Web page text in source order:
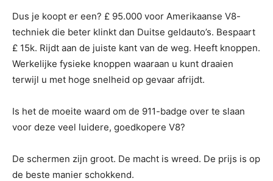
Dus je koopt er een? £ 95.000 voor Amerikaanse V8-
techniek die beter klinkt dan Duitse geldauto’s. Bespaart
£ 15k. Rijdt aan de juiste kant van de weg. Heeft knoppen.
Werkelijke fysieke knoppen waaraan u kunt draaien
terwijl u met hoge snelheid op gevaar afrijdt.
Is het de moeite waard om de 911-badge over te slaan
voor deze veel luidere, goedkopere V8?
De schermen zijn groot. De macht is wreed. De prijs is op
de beste manier schokkend.